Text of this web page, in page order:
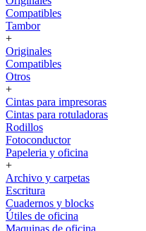
Compatibles
Tambor
+
Originales
Compatibles
Otros
+
Cintas para impresoras
Cintas para rotuladoras
Rodillos
Fotoconductor
Papeleria y oficina
+
Archivo y carpetas
Escritura
Cuadernos y blocks
Útiles de oficina
Maquinas de oficina